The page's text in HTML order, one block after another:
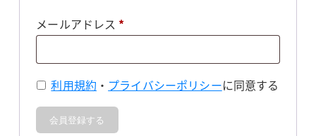
メールアドレス *必
利用規約 ・ プライバシーポリシーに同意する
会員登録する